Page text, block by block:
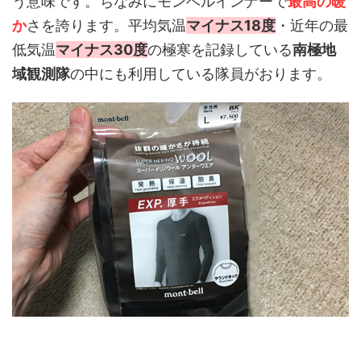
かさを誇ります。平均気温マイナス18度 ・近年の最
低気温マイナス30度の極寒を記録している南極地
域観測隊の中にも利用している隊員がおります。